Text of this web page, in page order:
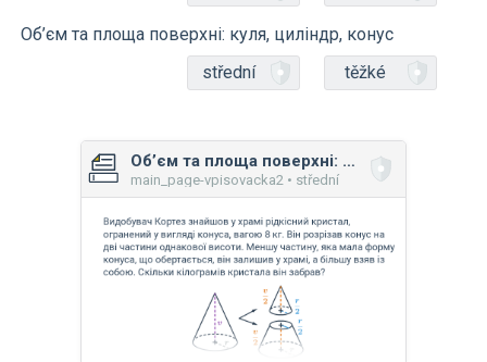
Об’єм та площа поверхні: куля, циліндр, конус
střední
těžké
Об’єм та площа поверхні: куля, циліндр, конус
main_page-vpisovacka2 • střední